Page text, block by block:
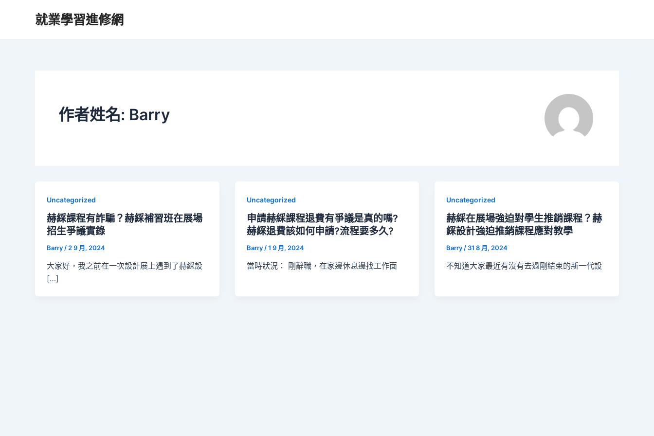
就業學習進修網
作者姓名: Barry
Uncategorized
赫綵課程有詐騙？赫綵補習班在展場
招生爭議實錄
Barry / 2 9 月, 2024
大家好，我之前在一次設計展上遇到了赫綵設
[…]
Uncategorized
申請赫綵課程退費有爭議是真的嗎?
赫綵退費該如何申請?流程要多久?
Barry /1 9 月, 2024
當時狀況： 剛辭職，在家邊休息邊找工作面
Uncategorized
赫綵在展場強迫對學生推銷課程？赫
綵設計強迫推銷課程應對教學
Barry / 31 8 月, 2024
不知道大家最近有沒有去過剛結束的新一代設